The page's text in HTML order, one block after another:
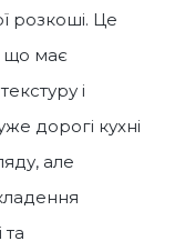
розкоші. Це
що має
і
дорогі кухні
але
та